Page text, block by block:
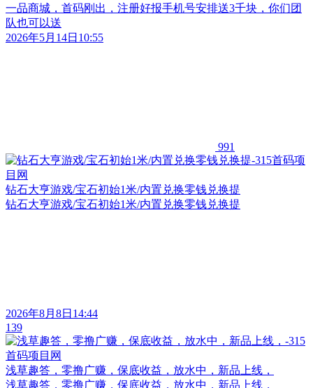
一品商城，首码刚出，注册好报手机号安排送3千块，你们团
队也可以送
2026年5月14日10:55
991
钻石大亨游戏/宝石初始1米/内置兑换零钱兑换提
钻石大亨游戏/宝石初始1米/内置兑换零钱兑换提
2026年8月8日14:44
139
浅草趣答，零撸广赚，保底收益，放水中，新品上线，
浅草趣答，零撸广赚，保底收益，放水中，新品上线，